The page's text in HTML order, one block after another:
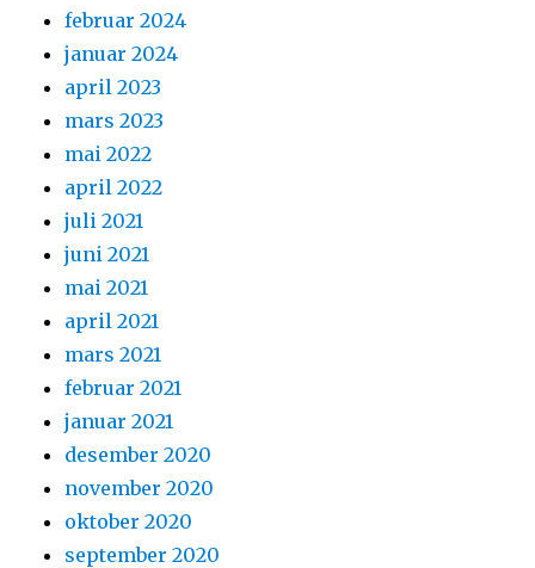
februar 2024
januar 2024
april 2023
mars 2023
mai 2022
april 2022
juli 2021
juni 2021
mai 2021
april 2021
mars 2021
februar 2021
januar 2021
desember 2020
november 2020
oktober 2020
september 2020